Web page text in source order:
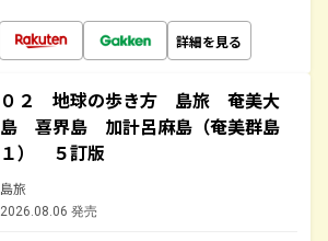
詳細を見る
０２ 地球の歩き方 島旅 奄美大
島 喜界島 加計呂麻島（奄美群島
１） ５訂版
島旅
2026.08.06 発売